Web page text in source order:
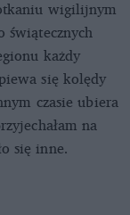
wigilijnym
świątecznych
każdy
się kolędy
czasie ubiera
na
się inne.